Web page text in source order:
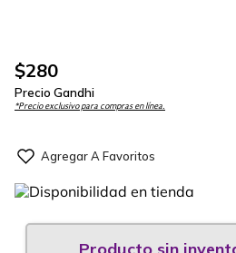
$280
Precio Gandhi
*Precio exclusivo para compras en línea.